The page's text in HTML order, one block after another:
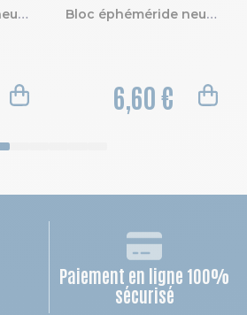
Bloc éphéméride neutre seul 9,2x13,3cm - 2027 Bloc éphéméride neutre sans support 6,5 x 9,7 cm - 2027
6,60 €
Paiement en ligne 100%
sécurisé